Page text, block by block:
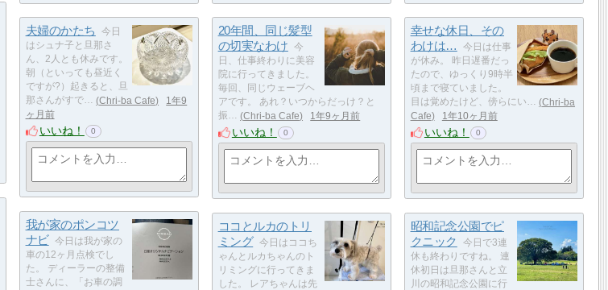
夫婦のかたち
今日
はシュナ子と旦那さ
ん、2人とも休みです。
朝（といっても昼近く
ですが?）起きると、旦
那さんがすで…
Chri-ba Cafe
1年9
ヶ月前
いいね！ 0
20年間、同じ髪型
の切実なわけ
今
日、仕事終わりに美容
院に行ってきました。
毎回、同じウェーブヘ
アです。 あれ？いつからだっけ？と
振…
Chri-ba Cafe 1年9ヶ月前
いいね！ 0
幸せな休日、その
わけは…
今日は仕事
が休み。 昨日遅番だっ
たので、ゆっくり9時半
頃まで寝ていました。
目は覚めたけど、傍らにい…
Chri-ba
Cafe
1年10ヶ月前
いいね！ 0
我が家のポンコツ
ナビ
今日は我が家の
車の12ヶ月点検でし
た。 ディーラーの整備
士さんに、「お車の調
ココとルカのトリ
ミング
今日はココち
ゃんとルカちゃんのト
リミングに行ってきま
した。 レアちゃんは先
昭和記念公園でピ
クニック
今日で3連
休も終わりですね。 連
休初日は旦那さんと立
川の昭和記念公園に行